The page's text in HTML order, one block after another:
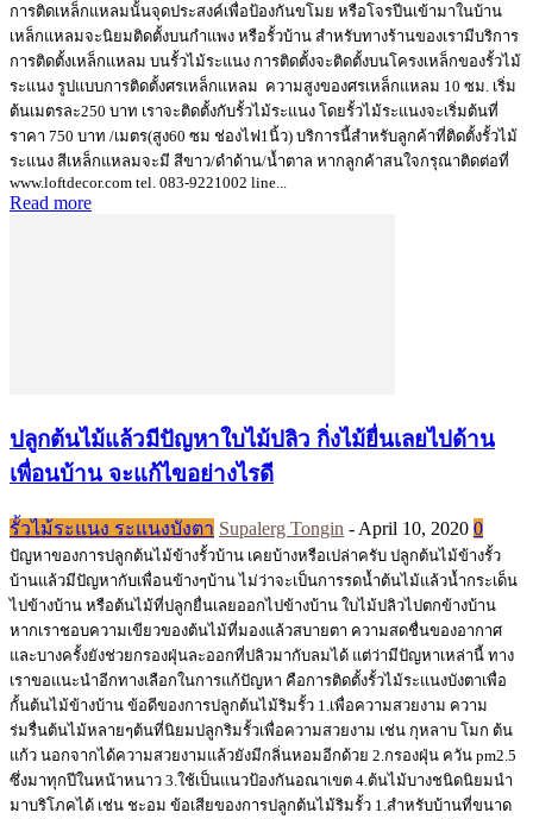
การติดเหล็กแหลมนั้นจุดประสงค์เพื่อป้องกันขโมย หรือโจรปีนเข้ามาในบ้าน
เหล็กแหลมจะนิยมติดตั้งบนกำแพง หรือรั้วบ้าน สำหรับทางร้านของเรามีบริการ
การติดตั้งเหล็กแหลม บนรั้วไม้ระแนง การติดตั้งจะติดตั้งบนโครงเหล็กของรั้วไม้
ระแนง รูปแบบการติดตั้งศรเหล็กแหลม ความสูงของศรเหล็กแหลม 10 ซม. เริ่ม
ต้นเมตรละ250 บาท เราจะติดตั้งกับรั้วไม้ระแนง โดยรั้วไม้ระแนงจะเริ่มต้นที่
ราคา 750 บาท /เมตร(สูง60 ซม ช่องไฟ1นิ้ว) บริการนี้สำหรับลูกค้าที่ติดตั้งรั้วไม้
ระแนง สีเหล็กแหลมจะมี สีขาว/ดำด้าน/น้ำตาล หากลูกค้าสนใจกรุณาติดต่อที่
www.loftdecor.com tel. 083-9221002 line...
Read more
ปลูกต้นไม้แล้วมีปัญหาใบไม้ปลิว กิ่งไม้ยื่นเลยไปด้าน
เพื่อนบ้าน จะแก้ไขอย่างไรดี
รั้วไม้ระแนง ระแนงบังตา Supalerg Tongin - April 10, 2020 0
ปัญหาของการปลูกต้นไม้ข้างรั้วบ้าน เคยบ้างหรือเปล่าครับ ปลูกต้นไม้ข้างรั้ว
บ้านแล้วมีปัญหากับเพื่อนข้างๆบ้าน ไม่ว่าจะเป็นการรดน้ำต้นไม้แล้วน้ำกระเด็น
ไปข้างบ้าน หรือต้นไม้ที่ปลูกยื่นเลยออกไปข้างบ้าน ใบไม้ปลิวไปตกข้างบ้าน
หากเราชอบความเขียวของต้นไม้ที่มองแล้วสบายตา ความสดชื่นของอากาศ
และบางครั้งยังช่วยกรองฝุ่นละออกที่ปลิวมากับลมได้ แต่ว่ามีปัญหาเหล่านี้ ทาง
เราขอแนะนำอีกทางเลือกในการแก้ปัญหา คือการติดตั้งรั้วไม้ระแนงบังตาเพื่อ
กั้นต้นไม้ข้างบ้าน ข้อดีของการปลูกต้นไม้ริมรั้ว 1.เพื่อความสวยงาม ความ
ร่มรื่นต้นไม้หลายๆต้นที่นิยมปลูกริมรั้วเพื่อความสวยงาม เช่น กุหลาบ โมก ต้น
แก้ว นอกจากได้ความสวยงามแล้วยังมีกลิ่นหอมอีกด้วย 2.กรองฝุ่น ควัน pm2.5
ซึ่งมาทุกปีในหน้าหนาว 3.ใช้เป็นแนวป้องกันอณาเขต 4.ต้นไม้บางชนิดนิยมนำ
มาบริโภคได้ เช่น ชะอม ข้อเสียของการปลูกต้นไม้ริมรั้ว 1.สำหรับบ้านที่ขนาด